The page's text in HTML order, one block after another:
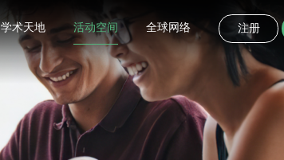
学术天地 活动空间 全球网络 注册